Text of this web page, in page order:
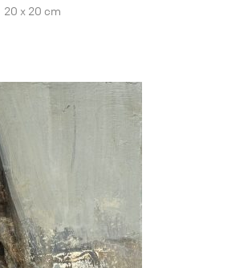
20 x 20 cm